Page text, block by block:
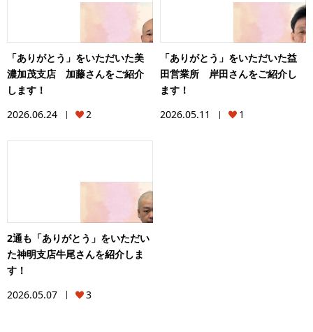
「ありがとう」をいただいた美
濃加茂支店 加藤さんをご紹介
します！
2026.06.24
2
「ありがとう」をいただいた益
田営業所 岸田さんをご紹介し
ます！
2026.05.11
1
2通も「ありがとう」をいただい
た神明支店牛尾さんを紹介しま
す！
2026.05.07
3